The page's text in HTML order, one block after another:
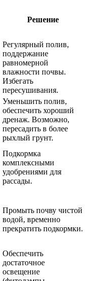
Решение
Регулярный полив,
поддержание
равномерной
влажности почвы.
Избегать
пересушивания.
Уменьшить полив,
обеспечить хороший
дренаж. Возможно,
пересадить в более
рыхлый грунт.
Подкормка
комплексными
удобрениями для
рассады.
Промыть почву чистой
водой, временно
прекратить подкормки.
Обеспечить
достаточное
освещение